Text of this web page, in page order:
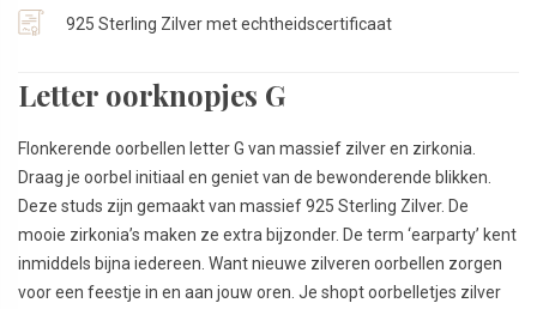
925 Sterling Zilver met echtheidscertificaat
Letter oorknopjes G
Flonkerende oorbellen letter G van massief zilver en zirkonia.
Draag je oorbel initiaal en geniet van de bewonderende blikken.
Deze studs zijn gemaakt van massief 925 Sterling Zilver. De
mooie zirkonia’s maken ze extra bijzonder. De term ‘earparty’ kent
inmiddels bijna iedereen. Want nieuwe zilveren oorbellen zorgen
voor een feestje in en aan jouw oren. Je shopt oorbelletjes zilver